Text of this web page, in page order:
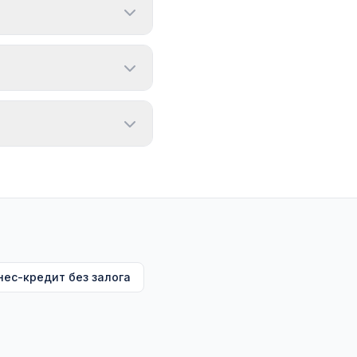
1–5 рабочих дней.
склада − отсрочка у
и определяет
кредит без залога